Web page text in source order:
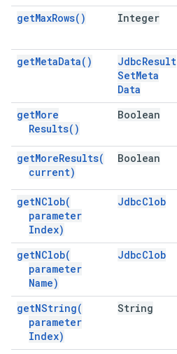
getMaxRows( ) Integer
getMetaData( ) JdbcResult
SetMeta
Data
getMore
Results( )
Boolean
getMoreResults(
current)
Boolean
getNClob(
parameter
Index)
JdbcClob
getNClob(
parameter
Name)
JdbcClob
getNString(
parameter
Index)
String